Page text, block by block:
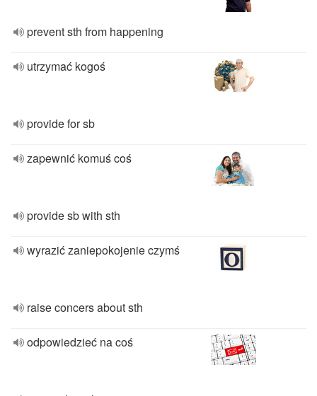
prevent sth from happening
utrzymać kogoś
provide for sb
zapewnić komuś coś
provide sb with sth
wyrazić zaniepokojenie czymś
raise concers about sth
odpowiedzieć na coś